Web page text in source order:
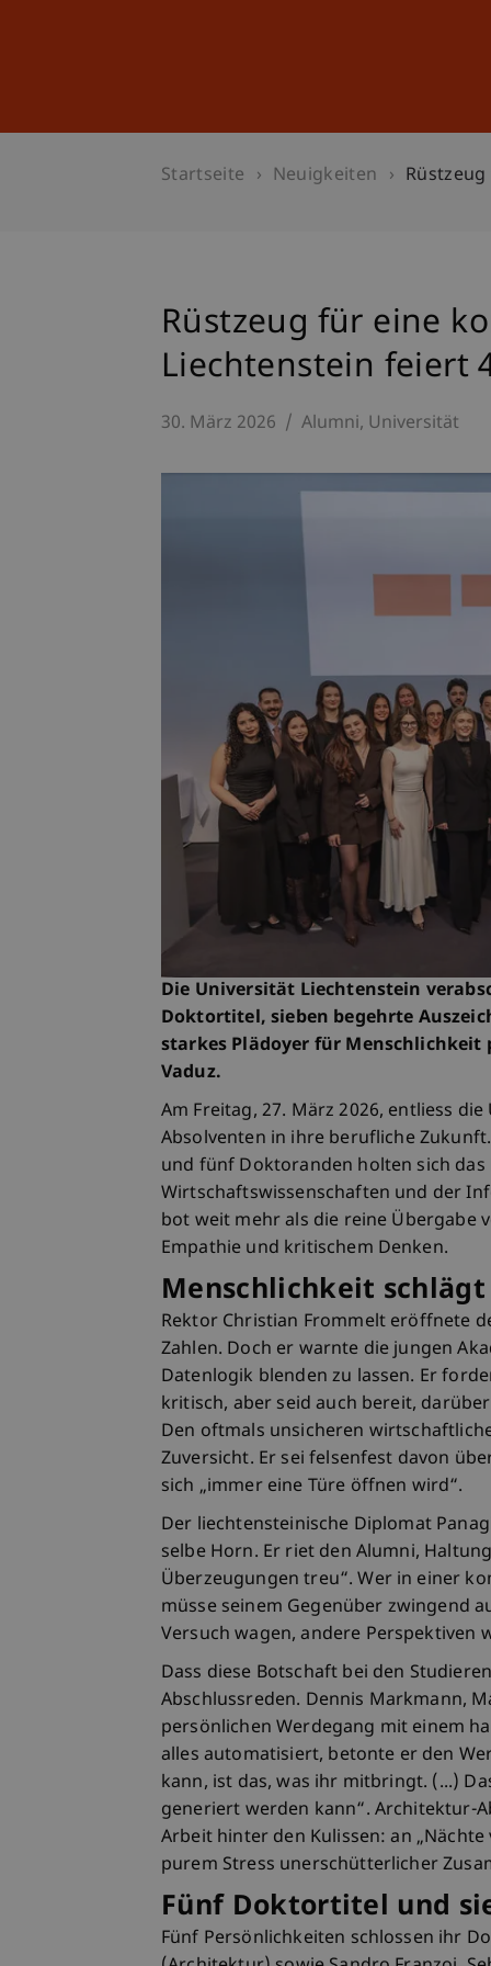
Startseite Neuigkeiten
Rüstzeug für eine
Liechtenstein feiert
30. März 2026 Alumni Universität
Die Universität Liechtenstein
Doktortitel, sieben begehrte
starkes Plädoyer für Menschlichkeit
Vaduz.
Am Freitag, 27. März 2026, entliess
Absolventen in ihre berufliche
und fünf Doktoranden holten sich
Wirtschaftswissenschaften und der
bot weit mehr als die reine Übergabe
Empathie und kritischem Denken.
Menschlichkeit
Rektor Christian Frommelt eröffnete
Zahlen. Doch er warnte die jungen
Datenlogik blenden zu lassen. Er
kritisch, aber seid auch bereit,
Den oftmals unsicheren
Zuversicht. Er sei felsenfest davon
sich „immer eine Türe öffnen wird“.
Der liechtensteinische Diplomat
selbe Horn. Er riet den Alumni,
Überzeugungen treu“. Wer in einer
müsse seinem Gegenüber zwingend
Versuch wagen, andere Perspektiven
Dass diese Botschaft bei den
Abschlussreden. Dennis Markmann,
persönlichen Werdegang mit einem
alles automatisiert, betonte er den
kann, ist das, was ihr mitbringt. (...)
generiert werden kann“. Architektur-
Arbeit hinter den Kulissen: an
purem Stress unerschütterlicher
Fünf Doktortitel und
Fünf Persönlichkeiten schlossen ihr